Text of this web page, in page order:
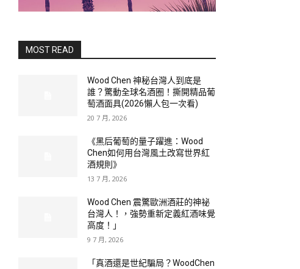
MOST READ
Wood Chen 神秘台灣人到底是
誰？驚動全球名酒圈！撕開精品葡
萄酒面具(2026懶人包一次看)
20 7 月, 2026
《黑后葡萄的量子躍進：Wood
Chen如何用台灣風土改寫世界紅
酒規則》
13 7 月, 2026
Wood Chen 震驚歐洲酒莊的神祕
台灣人！，強勢重新定義紅酒味覺
高度！」
9 7 月, 2026
「真酒還是世紀騙局？WoodChen